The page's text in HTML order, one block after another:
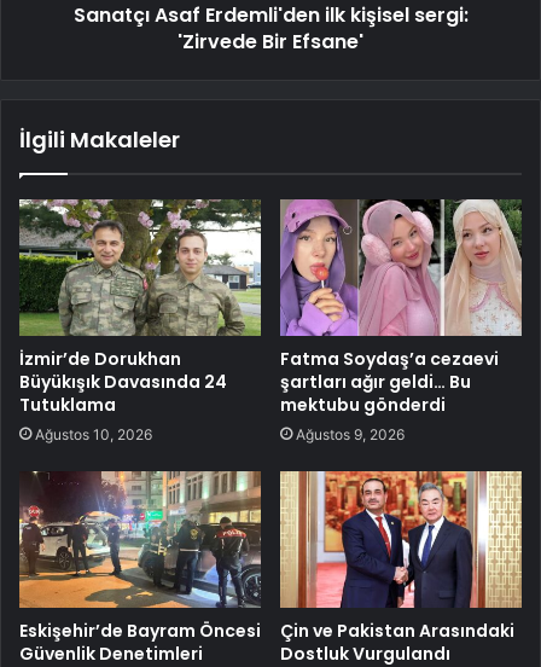
Sanatçı Asaf Erdemli'den ilk kişisel sergi:
'Zirvede Bir Efsane'
İlgili Makaleler
İzmir’de Dorukhan
Büyükışık Davasında 24
Tutuklama
Ağustos 10, 2026
Fatma Soydaş’a cezaevi
şartları ağır geldi… Bu
mektubu gönderdi
Ağustos 9, 2026
Eskişehir’de Bayram Öncesi
Güvenlik Denetimleri
Çin ve Pakistan Arasındaki
Dostluk Vurgulandı